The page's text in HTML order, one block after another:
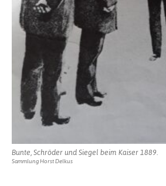
Bunte, Schröder und Siegel beim Kaiser 1889.
Sammlung Horst Delkus